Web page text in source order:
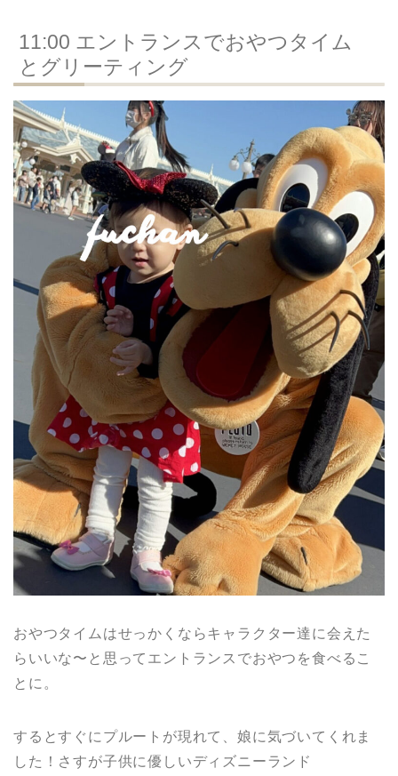
11:00 エントランスでおやつタイム
とグリーティング
おやつタイムはせっかくならキャラクター達に会えた
らいいな〜と思ってエントランスでおやつを食べるこ
とに。
するとすぐにプルートが現れて、娘に気づいてくれま
した！さすが子供に優しいディズニーランド